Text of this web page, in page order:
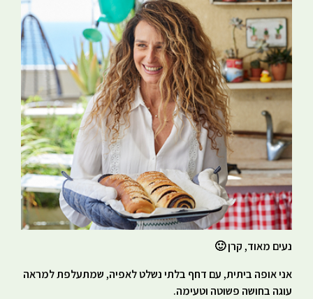
נעים מאוד, קרן 🙂
אני אופה ביתית, עם דחף בלתי נשלט לאפיה, שמתעלפת למראה
עוגה בחושה פשוטה וטעימה.